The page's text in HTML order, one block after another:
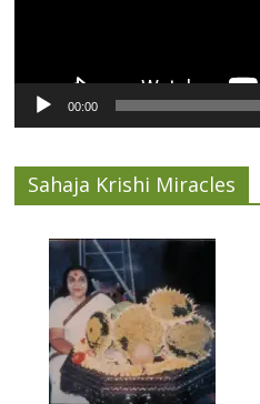
00:00
Sahaja Krishi Miracles